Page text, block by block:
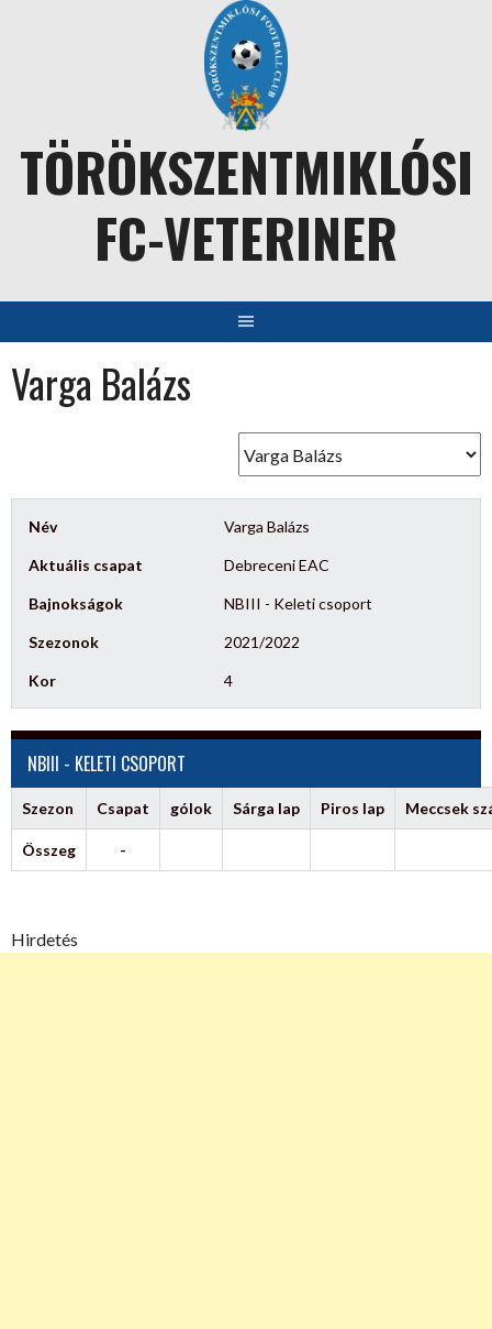
TÖRÖKSZENTMIKLÓSI
FC-VETERINER
Varga Balázs
Név Varga Balázs
Aktuális csapat Debreceni EAC
Bajnokságok NBIII - Keleti csoport
Szezonok 2021/2022
Kor 4
NBIII - KELETI CSOPORT
Szezon Csapat gólok Sárga lap Piros lap Meccsek
Összeg -
Hirdetés